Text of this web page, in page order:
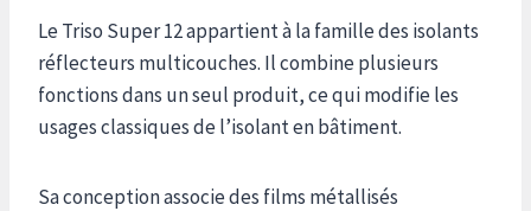
Le Triso Super 12 appartient à la famille des isolants
réflecteurs multicouches. Il combine plusieurs
fonctions dans un seul produit, ce qui modifie les
usages classiques de l’isolant en bâtiment.
Sa conception associe des films métallisés